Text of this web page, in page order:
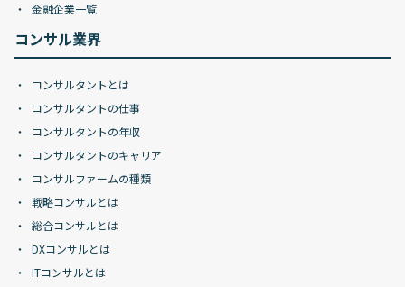
金融企業一覧
コンサル業界
コンサルタントとは
コンサルタントの仕事
コンサルタントの年収
コンサルタントのキャリア
コンサルファームの種類
戦略コンサルとは
総合コンサルとは
DXコンサルとは
ITコンサルとは